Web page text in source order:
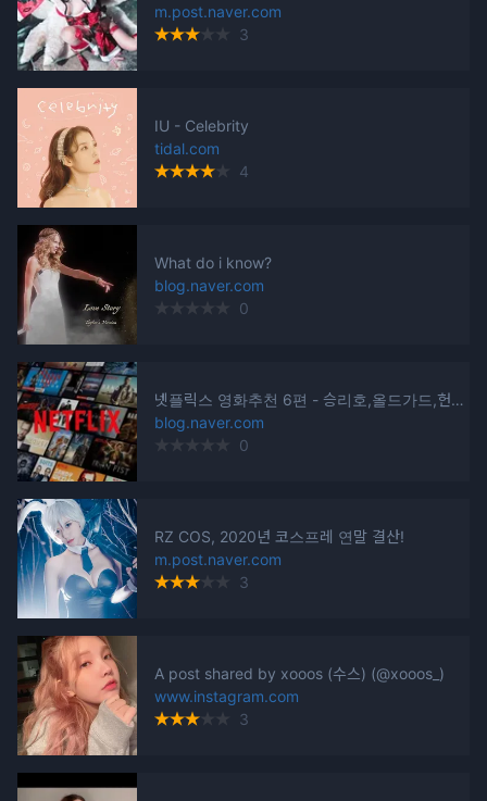
m.post.naver.com
3
IU - Celebrity
tidal.com
4
What do i know?
blog.naver.com
0
넷플릭스 영화추천 6편 - 승리호,올드가드,헌트,문섀도우 등 : 네이버 블로그
blog.naver.com
0
RZ COS, 2020년 코스프레 연말 결산!
m.post.naver.com
3
A post shared by xooos (수스) (@xooos_)
www.instagram.com
3